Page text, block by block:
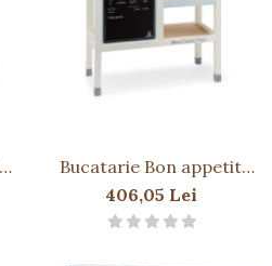
Bucatarie Bon appetit
Grand Cafe
406,05 Lei